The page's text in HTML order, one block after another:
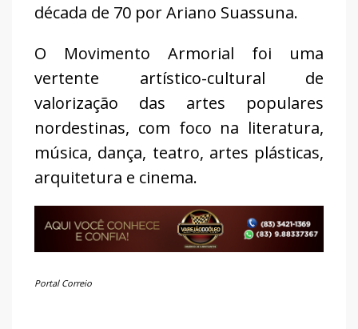
década de 70 por Ariano Suassuna.
O Movimento Armorial foi uma
vertente artístico-cultural de
valorização das artes populares
nordestinas, com foco na literatura,
música, dança, teatro, artes plásticas,
arquitetura e cinema.
Portal Correio